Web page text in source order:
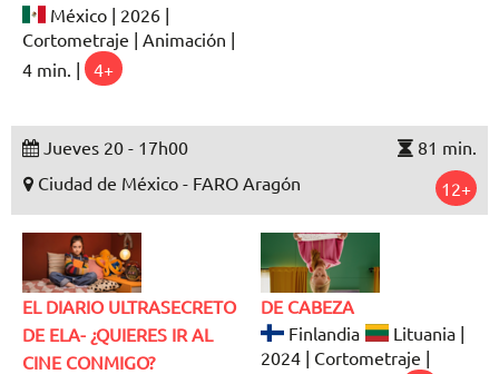
México | 2026 |
Cortometraje | Animación |
4 min. |
4+
Jueves 20 - 17h00
81 min.
Ciudad de México - FARO Aragón
12+
EL DIARIO ULTRASECRETO
DE ELA- ¿QUIERES IR AL
CINE CONMIGO?
DE CABEZA
Finlandia
Lituania |
2024 | Cortometraje |